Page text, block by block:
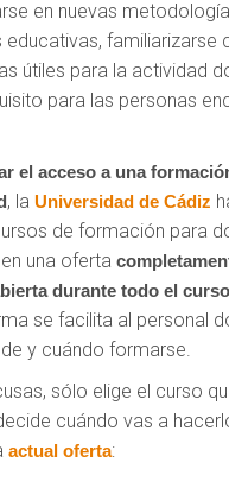
en nuevas
educativas, familiarizarse
útiles para la actividad
para las personas
el acceso a una
, laUniversidad de Cádiz
de formación para
una oferta
durante todo el
se facilita al personal
y cuándo formarse.
sólo elige el curso
cuándo vas a
actual oferta: